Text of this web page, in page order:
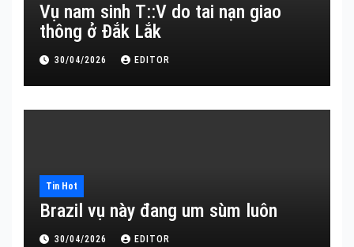
Vụ nam sinh T::V do tai nạn giao
thông ở Đắk Lắk
30/04/2026 EDITOR
Tin Hot
Brazil vụ này đang um sùm luôn
30/04/2026 EDITOR